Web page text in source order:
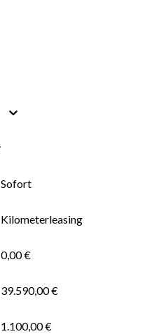
Sofort
Kilometerleasing
0,00 €
39.590,00 €
1.100,00 €